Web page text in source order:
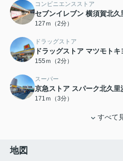
コンビニエンスストア
セブンイレブン 横須賀北久
127ｍ（2分）
ドラッグストア
ドラッグストア マツモト
155ｍ（2分）
スーパー
京急ストア スパーク北久里
171ｍ（3分）
すべて
地図